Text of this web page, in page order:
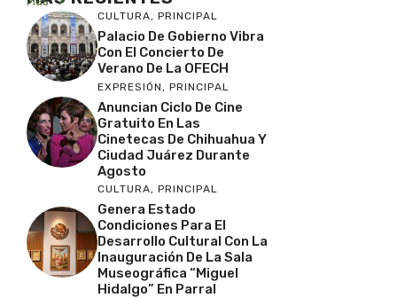
CULTURA, PRINCIPAL
Palacio De Gobierno Vibra
Con El Concierto De
Verano De La OFECH
EXPRESIÓN , PRINCIPAL
Anuncian Ciclo De Cine
Gratuito En Las
Cinetecas De Chihuahua Y
Ciudad Juárez Durante
Agosto
CULTURA, PRINCIPAL
Genera Estado
Condiciones Para El
Desarrollo Cultural Con La
Inauguración De La Sala
Museográfica “Miguel
Hidalgo” En Parral